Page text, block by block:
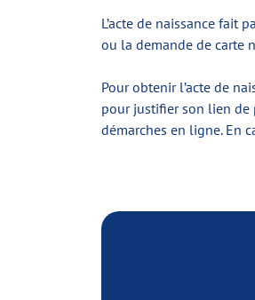
L’acte de naissance fait
ou la demande de carte
Pour obtenir l’acte de
pour justifier son lien de
démarches en ligne. En